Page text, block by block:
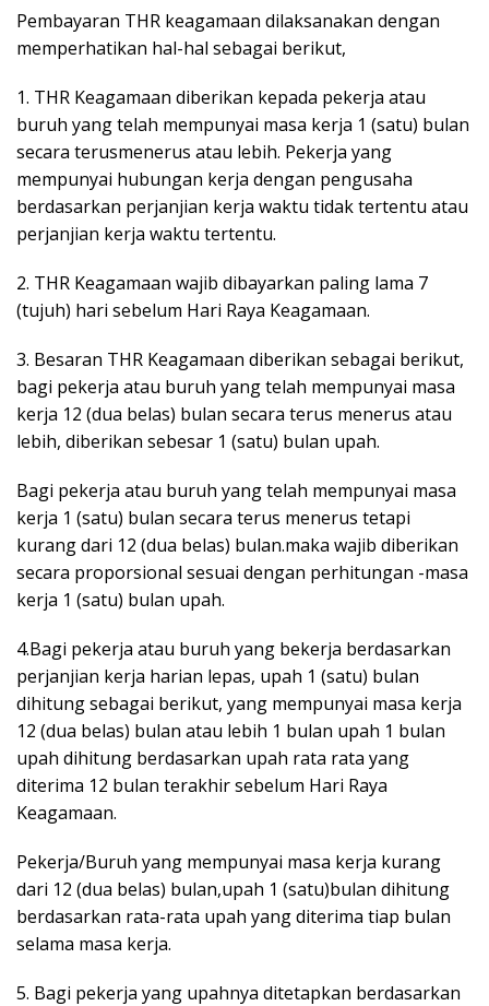
Pembayaran THR keagamaan dilaksanakan dengan
memperhatikan hal-hal sebagai berikut,
1. THR Keagamaan diberikan kepada pekerja atau
buruh yang telah mempunyai masa kerja 1 (satu) bulan
secara terusmenerus atau lebih. Pekerja yang
mempunyai hubungan kerja dengan pengusaha
berdasarkan perjanjian kerja waktu tidak tertentu atau
perjanjian kerja waktu tertentu.
2. THR Keagamaan wajib dibayarkan paling lama 7
(tujuh) hari sebelum Hari Raya Keagamaan.
3. Besaran THR Keagamaan diberikan sebagai berikut,
bagi pekerja atau buruh yang telah mempunyai masa
kerja 12 (dua belas) bulan secara terus menerus atau
lebih, diberikan sebesar 1 (satu) bulan upah.
Bagi pekerja atau buruh yang telah mempunyai masa
kerja 1 (satu) bulan secara terus menerus tetapi
kurang dari 12 (dua belas) bulan.maka wajib diberikan
secara proporsional sesuai dengan perhitungan -masa
kerja 1 (satu) bulan upah.
4.Bagi pekerja atau buruh yang bekerja berdasarkan
perjanjian kerja harian lepas, upah 1 (satu) bulan
dihitung sebagai berikut, yang mempunyai masa kerja
12 (dua belas) bulan atau lebih 1 bulan upah 1 bulan
upah dihitung berdasarkan upah rata rata yang
diterima 12 bulan terakhir sebelum Hari Raya
Keagamaan.
Pekerja/Buruh yang mempunyai masa kerja kurang
dari 12 (dua belas) bulan,upah 1 (satu)bulan dihitung
berdasarkan rata-rata upah yang diterima tiap bulan
selama masa kerja.
5. Bagi pekerja yang upahnya ditetapkan berdasarkan